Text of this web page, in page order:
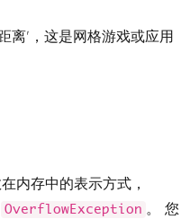
离'，这是网格游戏或应用
内存中的表示方式，
OverflowException 。 您